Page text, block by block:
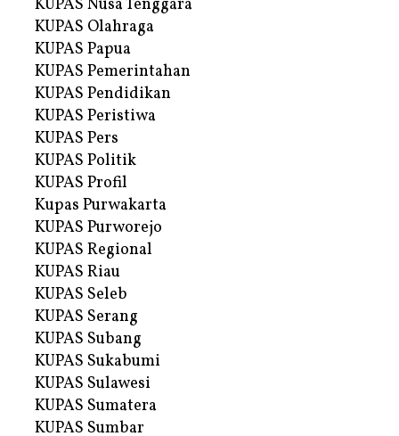
KUPAS Nusa Tenggara
KUPAS Olahraga
KUPAS Papua
KUPAS Pemerintahan
KUPAS Pendidikan
KUPAS Peristiwa
KUPAS Pers
KUPAS Politik
KUPAS Profil
Kupas Purwakarta
KUPAS Purworejo
KUPAS Regional
KUPAS Riau
KUPAS Seleb
KUPAS Serang
KUPAS Subang
KUPAS Sukabumi
KUPAS Sulawesi
KUPAS Sumatera
KUPAS Sumbar